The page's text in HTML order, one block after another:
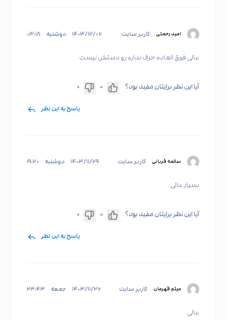
امید رحمتی کاربر سایت ۱۴۰۳/۱۲/۰۶ دوشنبه ۰۳:۱۸
عالی فوق العاده حرف نداره رو دستش نیست
آیا این نظر برایتان مفید بود؟ ۰ ۰
پاسخ به این نظر
سالمه قربانی کاربر سایت ۱۴۰۳/۱۱/۲۹ دوشنبه ۱۹:۲۰
بسیار عالی
آیا این نظر برایتان مفید بود؟ ۰ ۰
پاسخ به این نظر
میثم قهرمان کاربر سایت ۱۴۰۳/۱۱/۲۶ جمعه ۲۳:۴۳
عالی